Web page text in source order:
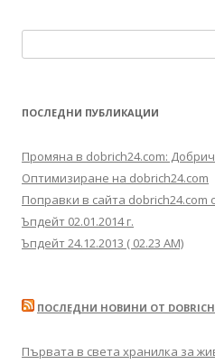
ПОСЛЕДНИ ПУБЛИКАЦИИ
Промяна в dobrich24.com:
Оптимизиране на dobrich24.com
Поправки в сайта dobrich24.com
Ъпдейт 02.01.2014 г.
Ъпдейт 24.12.2013 ( 02.23 AM)
ПОСЛЕДНИ НОВИНИ ОТ
Първата в света хранилка за